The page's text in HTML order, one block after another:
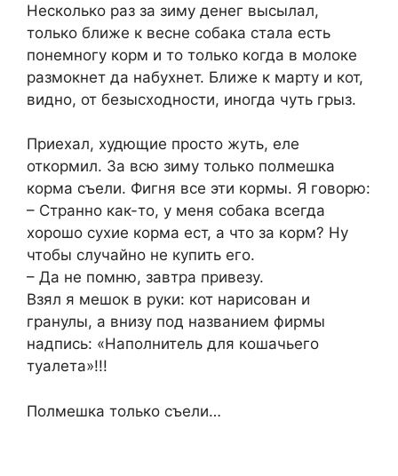
Несколько раз за зиму денег высылал,
только ближе к весне собака стала есть
понемногу корм и то только когда в молоке
размокнет да набухнет. Ближе к марту и кот,
видно, от безысходности, иногда чуть грыз.
Приехал, худющие просто жуть, еле
откормил. За всю зиму только полмешка
корма съели. Фигня все эти кормы. Я говорю:
– Странно как-то, у меня собака всегда
хорошо сухие корма ест, а что за корм? Ну
чтобы случайно не купить его.
– Да не помню, завтра привезу.
Взял я мешок в руки: кот нарисован и
гранулы, а внизу под названием фирмы
надпись: «Наполнитель для кошачьего
туалета»!!!
Полмешка только съели…